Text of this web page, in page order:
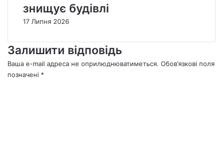
знищує будівлі
17 Липня 2026
Залишити відповідь
Ваша e-mail адреса не оприлюднюватиметься. Обов’язкові поля
позначені *